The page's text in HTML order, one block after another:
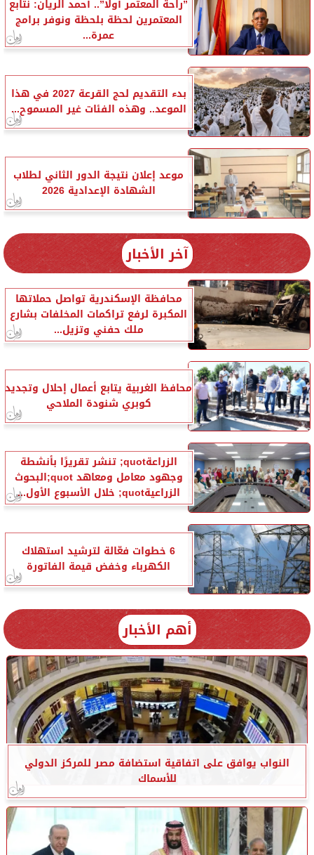
”راحة المعتمر أولًا”.. أحمد الريان: نتابع
المعتمرين لحظة بلحظة ونوفر برامج
عمرة...
بدء التقديم لحج القرعة 2027 في هذا
الموعد.. وهذه الفئات غير المسموح...
موعد إعلان نتيجة الدور الثاني لطلاب
الشهادة الإعدادية 2026
آخر الأخبار
محافظة الإسكندرية تواصل حملاتها
المكبرة لرفع تراكمات المخلفات بشارع
ملك حفني وتزيل...
محافظ الغربية يتابع أعمال إحلال وتجديد
كوبري شنودة الملاحي
الزراعةquot; تنشر تقريرًا بأنشطة
وجهود معامل ومعاهد quot;البحوث
الزراعيةquot; خلال الأسبوع الأول...
6 خطوات فعّالة لترشيد استهلاك
الكهرباء وخفض قيمة الفاتورة
أهم الأخبار
النواب يوافق على اتفاقية استضافة مصر للمركز الدولي
للأسماك